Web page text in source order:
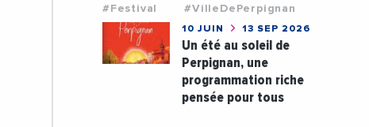
#Festival #VilleDePerpignan
10 JUIN 13 SEP 2026
Un été au soleil de
Perpignan, une
programmation riche
pensée pour tous